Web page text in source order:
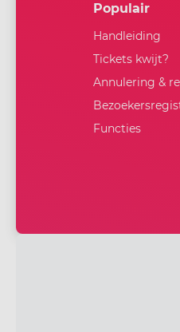
Populair
Handleiding
Tickets kwijt?
Annulering &
Functies